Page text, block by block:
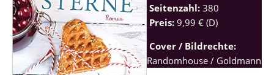
Seitenzahl: 380
Preis: 9,99 € (D)
Cover / Bildrechte:
Randomhouse / Goldmann